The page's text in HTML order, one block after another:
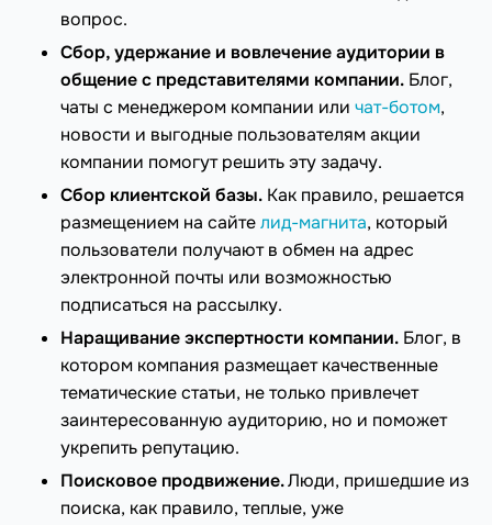
вопрос.
Сбор, удержание и вовлечение аудитории в
общение с представителями компании. Блог,
чаты с менеджером компании или чат-ботом,
новости и выгодные пользователям акции
компании помогут решить эту задачу.
Сбор клиентской базы. Как правило, решается
размещением на сайтелид-магнита, который
пользователи получают в обмен на адрес
электронной почты или возможностью
подписаться на рассылку.
Наращивание экспертности компании. Блог, в
котором компания размещает качественные
тематические статьи, не только привлечет
заинтересованную аудиторию, но и поможет
укрепить репутацию.
Поисковое продвижение.Люди, пришедшие из
поиска, как правило, теплые, уже